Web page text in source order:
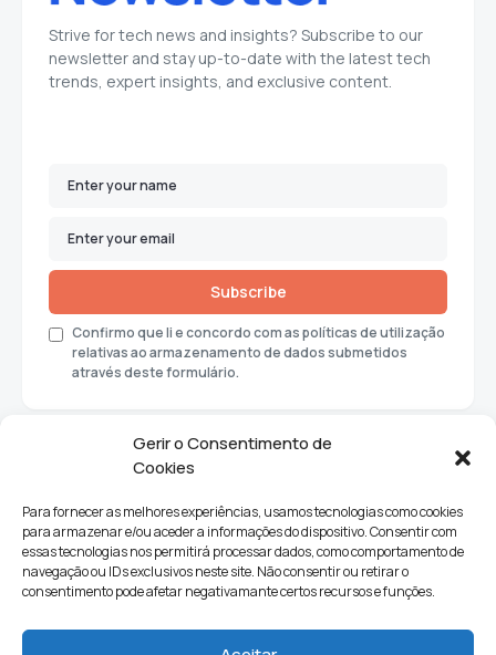
Gerir o Consentimento de
Cookies
Para fornecer as melhores experiências, usamos tecnologias como cookies
para armazenar e/ou aceder a informações do dispositivo. Consentir com
essas tecnologias nos permitirá processar dados, como comportamento de
navegação ou IDs exclusivos neste site. Não consentir ou retirar o
consentimento pode afetar negativamante certos recursos e funções.
Strive for tech news and insights? Subscribe to our
newsletter and stay up-to-date with the latest tech
trends, expert insights, and exclusive content.
Subscribe
Confirmo que li e concordo com as políticas de utilização
relativas ao armazenamento de dados submetidos
através deste formulário.
Ciências e Tecnologia